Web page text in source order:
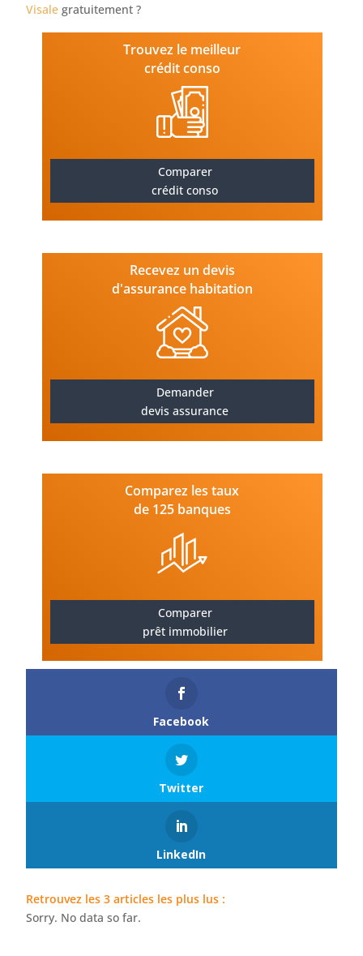
Visale gratuitement ?
Trouvez le meilleur
crédit conso
Comparer
crédit conso
Recevez un devis
d'assurance habitation
Demander
devis assurance
Comparez les taux
de 125 banques
Comparer
prêt immobilier
Facebook
Twitter
LinkedIn
Retrouvez les 3 articles les plus lus :
Sorry. No data so far.